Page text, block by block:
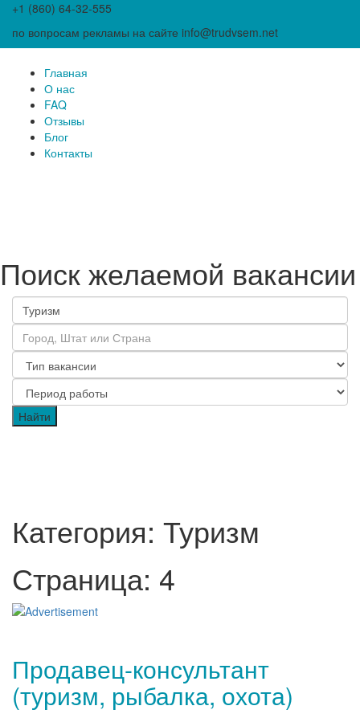
+1 (860) 64-32-555
по вопросам рекламы на сайте info@trudvsem.net
Главная
О нас
FAQ
Отзывы
Блог
Контакты
Поиск желаемой вакансии
Категория: Туризм
Страница: 4
Продавец-консультант
(туризм, рыбалка, охота)